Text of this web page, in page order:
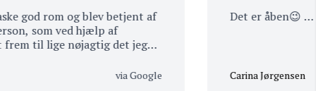
god rom og blev betjent af
som ved hjælp af
til lige nøjagtig det jeg
stort og alle ting står flot og
via Google
Det er åben😉 …
Carina Jørgensen